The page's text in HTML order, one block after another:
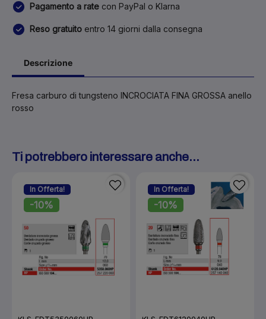
Pagamento a rate con PayPal o Klarna
Reso gratuito entro 14 giorni dalla consegna
Descrizione
Fresa carburo di tungsteno INCROCIATA FINA GROSSA anello
rosso
Ti potrebbero interessare anche...
In Offerta!
-10%
In Offerta!
-10%